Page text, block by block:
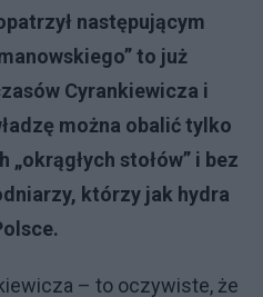
następującym
to już
Cyrankiewicza i
można obalić tylko
„okrągłych stołów” i bez
którzy jak hydra
– to oczywiste, że